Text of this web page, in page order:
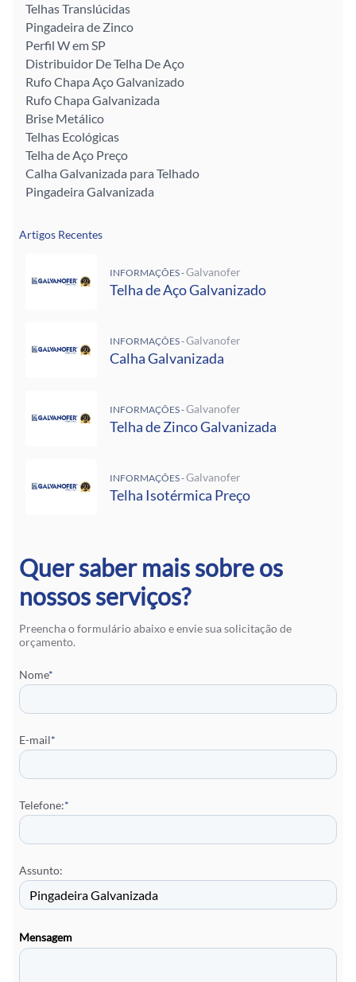
Telhas Translúcidas
Pingadeira de Zinco
Perfil W em SP
Distribuidor De Telha De Aço
Rufo Chapa Aço Galvanizado
Rufo Chapa Galvanizada
Brise Metálico
Telhas Ecológicas
Telha de Aço Preço
Calha Galvanizada para Telhado
Pingadeira Galvanizada
Artigos Recentes
INFORMAÇÕES -Galvanofer
Telha de Aço Galvanizado
INFORMAÇÕES -Galvanofer
Calha Galvanizada
INFORMAÇÕES -Galvanofer
Telha de Zinco Galvanizada
INFORMAÇÕES -Galvanofer
Telha Isotérmica Preço
Quer saber mais sobre os
nossos serviços?
Preencha o formulário abaixo e envie sua solicitação de
orçamento.
Nome*
E-mail*
Telefone:*
Assunto:
Mensagem